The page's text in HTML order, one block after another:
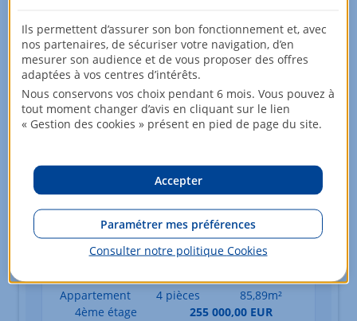
Appartement 3 pièces
58,93m²
4ème étage
237 000,00 EUR
Appartement 3 pièces
60,16m²
Appartement 4 pièces
75,48m²
5ème étage
249 000,00 EUR
Appartement 4 pièces
85,89m²
4ème étage
255 000,00 EUR
Ils permettent d’assurer son bon fonctionnement et, avec
nos partenaires, de sécuriser votre navigation, d’en
mesurer son audience et de vous proposer des offres
adaptées à vos centres d’intérêts.
Nous conservons vos choix pendant 6 mois. Vous pouvez à
tout moment changer d’avis en cliquant sur le lien
« Gestion des cookies » présent en pied de page du site.
Accepter
Paramétrer mes préférences
Consulter notre politique Cookies